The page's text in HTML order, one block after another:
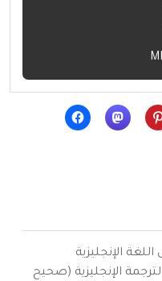
الإنجليزية
الإنجليزية (صحيح